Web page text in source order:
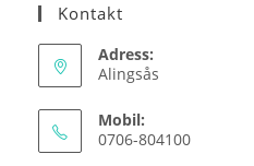
Kontakt
Adress:
Alingsås
Mobil:
0706-804100